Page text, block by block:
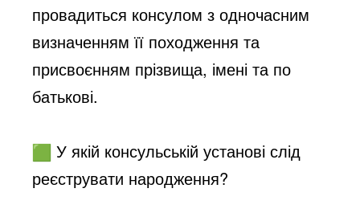
провадиться консулом з одночасним
визначенням її походження та
присвоєнням прізвища, імені та по
батькові.
У якій консульській установі слід
реєструвати народження?